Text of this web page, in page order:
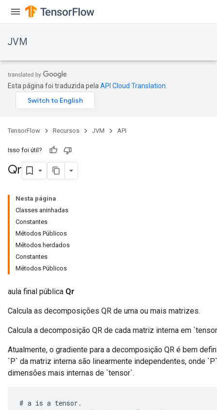
JVM
Esta página foi traduzida pela API Cloud Translation
TensorFlow Recursos JVM API
Isso foi útil?
Qr
Nesta página
Classes aninhadas
Constantes
Métodos Públicos
Métodos herdados
Constantes
Métodos Públicos
aula final pública Qr
Calcula as decomposições QR de uma ou mais matrizes.
Calcula a decomposição QR de cada matriz interna em `tensor`
Atualmente, o gradiente para a decomposição QR é bem
`P` da matriz interna são linearmente independentes, onde
dimensões mais internas de `tensor`.
# a is a tensor .